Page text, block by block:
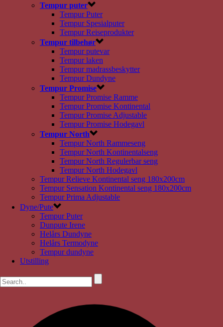
Tempur puter
Tempur Puter
Tempur Spesialputer
Tempur Reiseprodukter
Tempur tilbehør
Tempur putevar
Tempur laken
Tempur madrassbeskytter
Tempur Dundyne
Tempur Promise
Tempur Promise Ramme
Tempur Promise Kontinental
Tempur Promise Adjustable
Tempur Promise Hodegavl
Tempur North
Tempur North Rammeseng
Tempur North Kontinentalseng
Tempur North Regulerbar seng
Tempur North Hodegavl
Tempur Relieve Kontinental seng 180x200cm
Tempur Sensation Kontinental seng 180x200cm
Tempur Prima Adjustable
Dyne/Pute
Tempur Puter
Dunpute Irene
Helårs Dundyne
Helårs Termodyne
Tempur dundyne
Utstilling